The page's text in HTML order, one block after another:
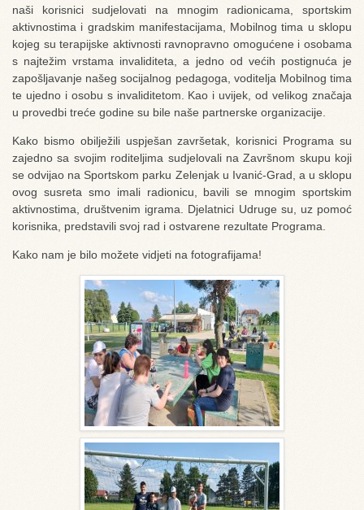
naši korisnici sudjelovati na mnogim radionicama, sportskim
aktivnostima i gradskim manifestacijama, Mobilnog tima u sklopu
kojeg su terapijske aktivnosti ravnopravno omogućene i osobama
s najtežim vrstama invaliditeta, a jedno od većih postignuća je
zapošljavanje našeg socijalnog pedagoga, voditelja Mobilnog tima
te ujedno i osobu s invaliditetom. Kao i uvijek, od velikog značaja
u provedbi treće godine su bile naše partnerske organizacije.
Kako bismo obilježili uspješan završetak, korisnici Programa su
zajedno sa svojim roditeljima sudjelovali na Završnom skupu koji
se odvijao na Sportskom parku Zelenjak u Ivanić-Grad, a u sklopu
ovog susreta smo imali radionicu, bavili se mnogim sportskim
aktivnostima, društvenim igrama. Djelatnici Udruge su, uz pomoć
korisnika, predstavili svoj rad i ostvarene rezultate Programa.
Kako nam je bilo možete vidjeti na fotografijama!